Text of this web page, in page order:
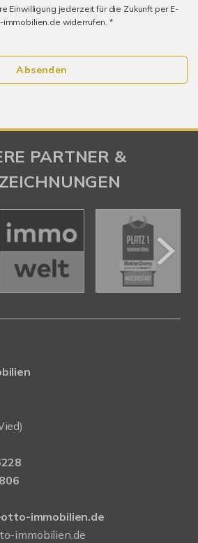
Einwilligung jederzeit für die Zukunft per E-
widerrufen. *
Absenden
PARTNER &
immobilien.de
immobilien.de